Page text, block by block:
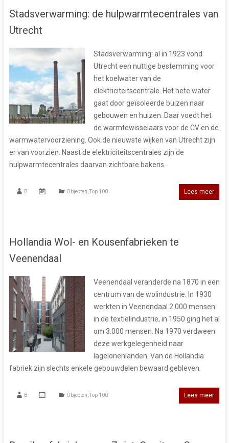
Stadsverwarming: de hulpwarmtecentrales van
Utrecht
Stadsverwarming: al in 1923 vond
Utrecht een nuttige bestemming voor
het koelwater van de
elektriciteitscentrale. Het hete water
gaat door geïsoleerde buizen naar
gebouwen en huizen. Daar voedt het
de warmtewisselaars voor de CV en de
warmwatervoorziening. Ook de nieuwste wijken van Utrecht zijn
er van voorzien. Naast de elektriciteitscentrales zijn de
hulpwarmtecentrales daarvan zichtbare bakens.
B Objecten Top 100 Lees meer
Hollandia Wol- en Kousenfabrieken te
Veenendaal
Veenendaal veranderde na 1870 in een
centrum van de wolindustrie. In 1930
werkten in Veenendaal 2.000 mensen
in de textielindustrie, in 1950 ging het al
om 3.000 mensen. Na 1970 verdween
deze werkgelegenheid naar
lagelonenlanden. Van de Hollandia
fabriek zijn slechts enkele gebouwdelen bewaard gebleven.
B Objecten Top 100 Lees meer